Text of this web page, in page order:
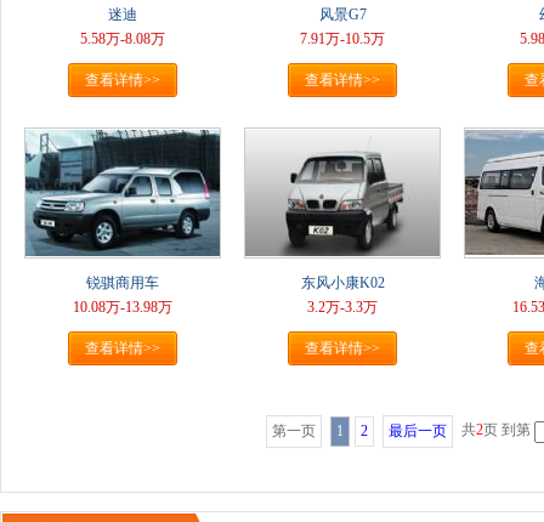
迷迪
5.58万-8.08万
查看详情>>
风景G7
7.91万-10.5万
查看详情>> 查
锐骐商用车
10.08万-13.98万
查看详情>>
东风小康K02
3.2万-3.3万
查看详情>> 查
第一页 1 2 最后一页 共2页 到第